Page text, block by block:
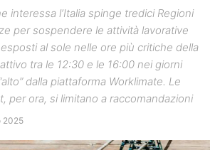
interessa l’Italia spinge tredici Regioni
per sospendere le attività lavorative
al sole nelle ore più critiche della
tra le 12:30 e le 16:00 nei giorni
dalla piattaforma Worklimate. Le
per ora, si limitano a raccomandazioni
2025